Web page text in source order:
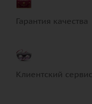
Гарантия качества
Клиентский сервис